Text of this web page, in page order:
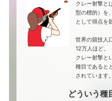
クレー射撃と
型の標的）を
として得点を
世界の競技人
12万人ほど。
クレー射撃と
種目であると
されています。
どういう種